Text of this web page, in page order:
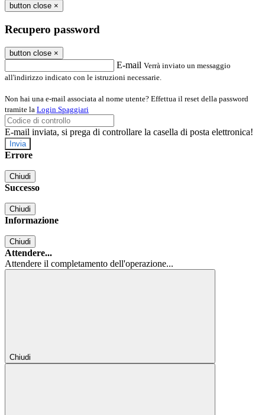
button close ×
Recupero password
button close ×
E-mail Verrà inviato un messaggio
all'indirizzo indicato con le istruzioni necessarie.
Non hai una e-mail associata al nome utente? Effettua il reset della password
tramite la Login Spaggiari
E-mail inviata, si prega di controllare la casella di posta elettronica!
Errore
Chiudi
Successo
Chiudi
Informazione
Chiudi
Attendere...
Attendere il completamento dell'operazione...
Chiudi